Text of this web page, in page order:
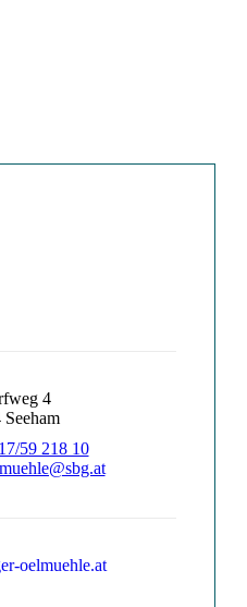
4
59 218 10
oelmuehle.at